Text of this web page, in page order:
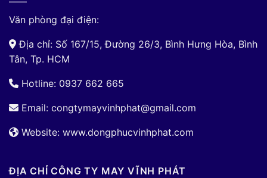
Văn phòng đại điện:
Địa chỉ: Số 167/15, Đường 26/3, Bình Hưng Hòa, Bình
Tân, Tp. HCM
Hotline: 0937 662 665
Email: congtymayvinhphat@gmail.com
Website: www.dongphucvinhphat.com
ĐỊA CHỈ CÔNG TY MAY VĨNH PHÁT